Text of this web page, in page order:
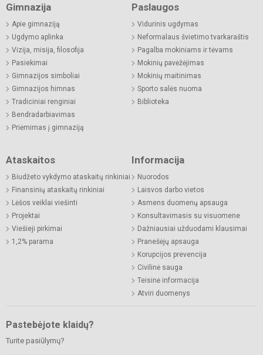
Gimnazija
Apie gimnaziją
Ugdymo aplinka
Vizija, misija, filosofija
Pasiekimai
Gimnazijos simboliai
Gimnazijos himnas
Tradiciniai renginiai
Bendradarbiavimas
Priėmimas į gimnaziją
Paslaugos
Vidurinis ugdymas
Neformalaus švietimo tvarkaraštis
Pagalba mokiniams ir tėvams
Mokinių pavėžėjimas
Mokinių maitinimas
Sporto salės nuoma
Biblioteka
Ataskaitos
Biudžeto vykdymo ataskaitų rinkiniai
Finansinių ataskaitų rinkiniai
Lėšos veiklai viešinti
Projektai
Viešieji pirkimai
1,2% parama
Informacija
Nuorodos
Laisvos darbo vietos
Asmens duomenų apsauga
Konsultavimasis su visuomene
Dažniausiai užduodami klausimai
Pranešėjų apsauga
Korupcijos prevencija
Civilinė sauga
Teisinė informacija
Atviri duomenys
Pastebėjote klaidų?
Turite pasiūlymų?